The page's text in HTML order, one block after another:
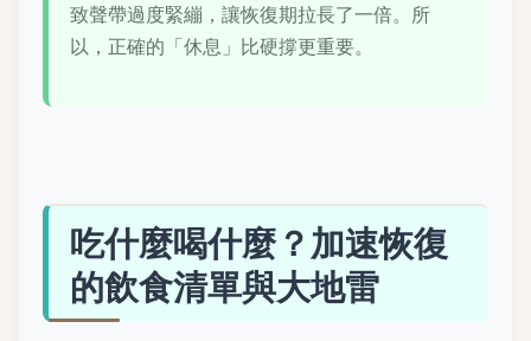
致聲帶過度緊繃，讓恢復期拉長了一倍。所
以，正確的「休息」比硬撐更重要。
吃什麼喝什麼？加速恢復
的飲食清單與大地雷